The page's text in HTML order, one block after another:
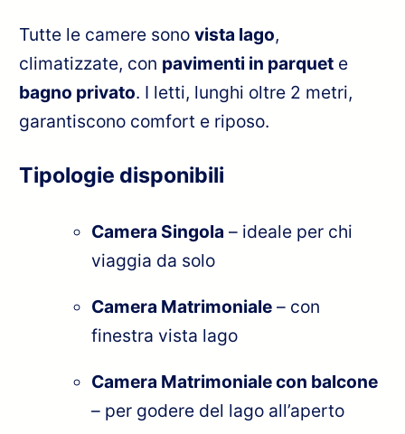
Tutte le camere sonovista lago,
climatizzate, con pavimenti in parquet e
bagno privato. I letti, lunghi oltre 2 metri,
garantiscono comfort e riposo.
Tipologie disponibili
Camera Singola – ideale per chi
viaggia da solo
Camera Matrimoniale – con
finestra vista lago
Camera Matrimoniale con balcone
– per godere del lago all’aperto